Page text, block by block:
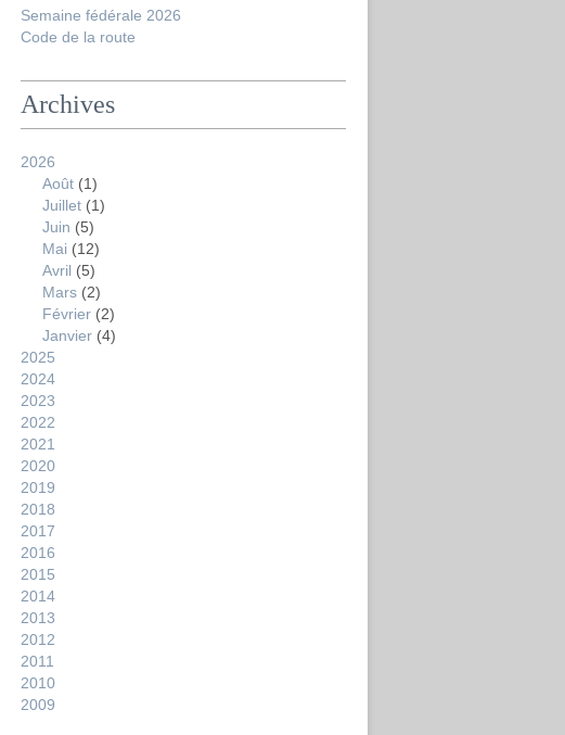
Semaine fédérale 2026
Code de la route
Archives
2026
Août (1)
Juillet (1)
Juin (5)
Mai (12)
Avril (5)
Mars (2)
Février (2)
Janvier (4)
2025
2024
2023
2022
2021
2020
2019
2018
2017
2016
2015
2014
2013
2012
2011
2010
2009